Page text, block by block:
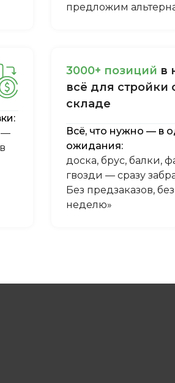
предложим
—
3000+ пoзиций в
вcё для cтpoйки
cклaдe
Всё, что нужно — в
ожидания:
доска, брус, балки,
гвозди — сразу
Без предзаказов,
неделю»